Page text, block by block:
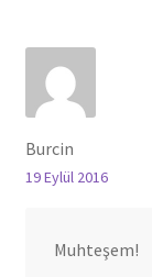
Burcin
19 Eylül 2016
Muhteşem!